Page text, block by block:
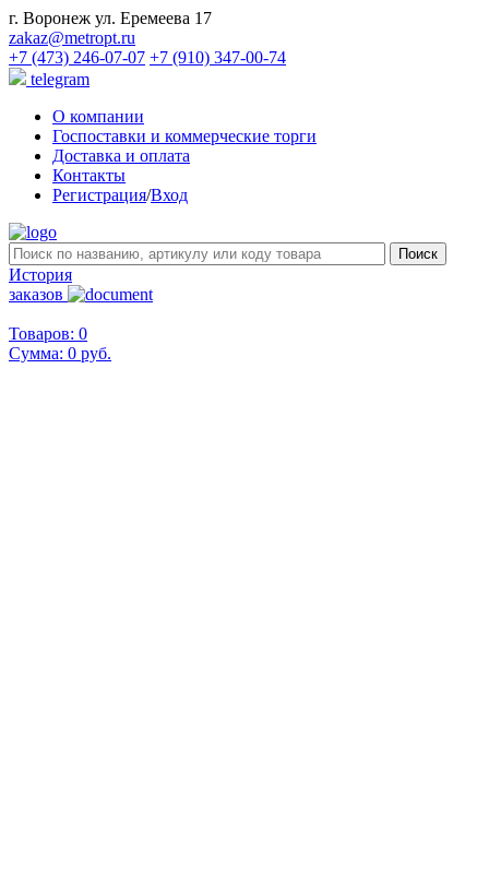
г. Воронеж ул. Еремеева 17
zakaz@metropt.ru
+7 (473) 246-07-07 +7 (910) 347-00-74
telegram
О компании
Госпоставки и коммерческие торги
Доставка и оплата
Контакты
Регистрация/Вход
История
заказов
Товаров: 0
Сумма: 0 руб.